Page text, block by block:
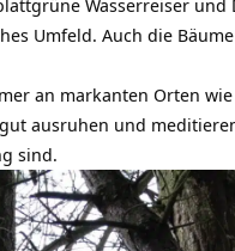
Umfeld. Auch die
an markanten Orten
ausruhen und
sind.